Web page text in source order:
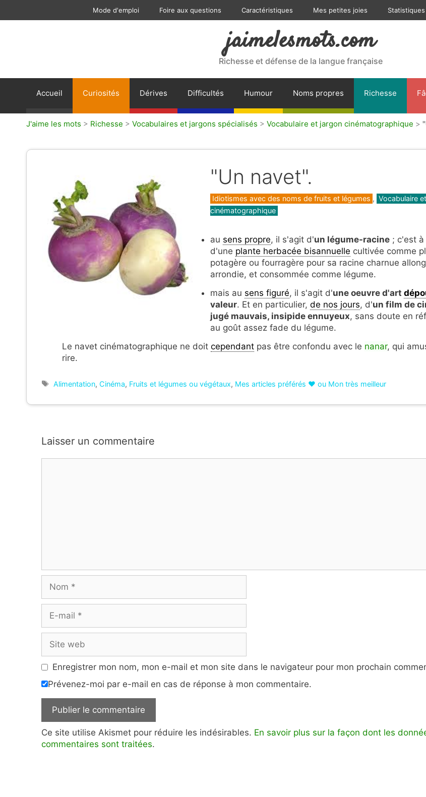
Mode d'emploi Foire aux questions Caractéristiques Mes petites joies Statistiques
jaimelesmots.com
Richesse et défense de la langue française
Accueil Curiosités Dérives Difficultés Humour Noms propres Richesse
J'aime les mots > Richesse > Vocabulaires et jargons spécialisés > Vocabulaire et jargon cinématographique >
"Un navet".
Catégories
Idiotismes avec des noms de fruits et légumes , Vocabulaire
cinématographique
au sens propre, il s'agit d'un légume-racine ; c'est à
d'une plante herbacée bisannuelle cultivée comme
potagère ou fourragère pour sa racine charnue
arrondie, et consommée comme légume.
mais au sens figuré, il s'agit d'une oeuvre d'art
valeur. Et en particulier, de nos jours, d'un film de
jugé mauvais, insipide ennuyeux, sans doute en
au goût assez fade du légume.
Le navet cinématographique ne doit cependant pas être confondu avec le nanar, qui
rire.
Étiquettes
Alimentation, Cinéma, Fruits et légumes ou végétaux, Mes articles préférés ❤ ou Mon très meilleur
Laisser un commentaire
mail
web
Enregistrer mon nom, mon e-mail et mon site dans le navigateur pour mon prochain
Prévenez-moi par e-mail en cas de réponse à mon commentaire.
Ce site utilise Akismet pour réduire les indésirables. En savoir plus sur la façon dont les
commentaires sont traitées.